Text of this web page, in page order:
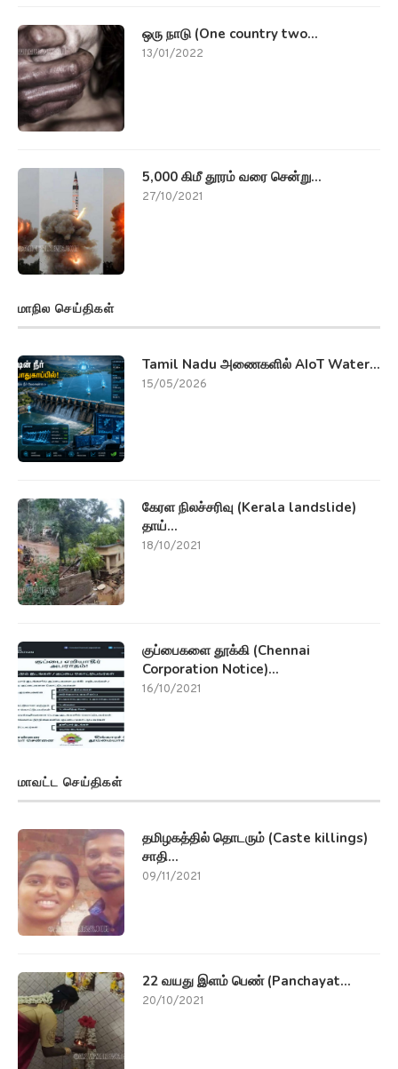
ஒரு நாடு (One country two...
13/01/2022
5,000 கிமீ தூரம் வரை சென்று...
27/10/2021
மாநில செய்திகள்
Tamil Nadu அணைகளில் AIoT Water...
15/05/2026
கேரள நிலச்சரிவு (Kerala landslide)
தாய்...
18/10/2021
குப்பைகளை தூக்கி (Chennai
Corporation Notice)...
16/10/2021
மாவட்ட செய்திகள்
தமிழகத்தில் தொடரும் (Caste killings)
சாதி...
09/11/2021
22 வயது இளம் பெண் (Panchayat...
20/10/2021